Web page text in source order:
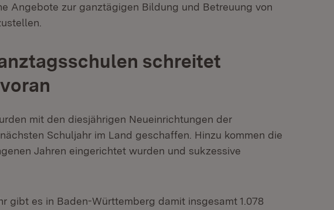
Angebote zur ganztägigen Bildung und Betreuung von
schreitet
mit den diesjährigen Neueinrichtungen der
Schuljahr im Land geschaffen. Hinzu kommen die
Jahren eingerichtet wurden und sukzessive
gibt es in Baden-Württemberg damit insgesamt 1.078